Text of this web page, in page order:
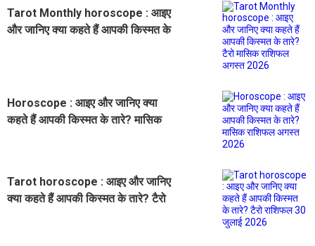
Tarot Monthly horoscope : आइए
और जानिए क्या कहते हैं आपकी किस्मत के
Horoscope : आइए और जानिए क्या
कहते हैं आपकी किस्मत के तारे? मासिक
Tarot horoscope : आइए और जानिए
क्या कहते हैं आपकी किस्मत के तारे? टैरो